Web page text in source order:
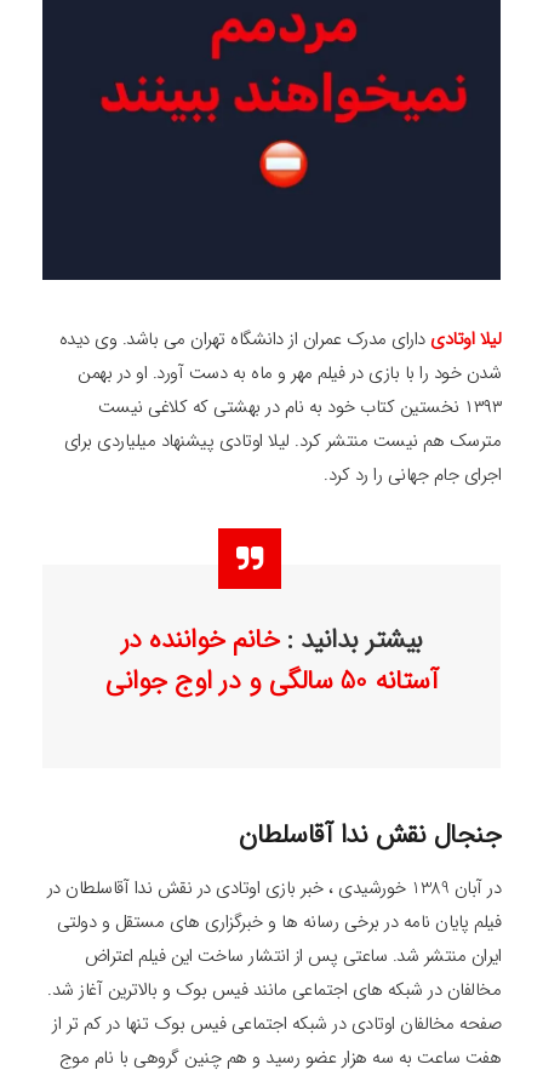
لیلا اوتادی دارای مدرک عمران از دانشگاه تهران می باشد. وی دیده
شدن خود را با بازی در فیلم مهر و ماه به دست آورد. او در بهمن
۱۳۹۳ نخستین کتاب خود به نام در بهشتی که کلاغی نیست
مترسک هم نیست منتشر کرد. لیلا اوتادی پیشنهاد میلیاردی برای
اجرای جام جهانی را رد کرد.
بیشتر بدانید :خانم خواننده در
آستانه 50 سالگی و در اوج جوانی
جنجال نقش ندا آقاسلطان
در آبان 1389 خورشیدی ، خبر بازی اوتادی در نقش ندا آقاسلطان در
فیلم پایان نامه در برخی رسانه ها و خبرگزاری های مستقل و دولتی
ایران منتشر شد. ساعتی پس از انتشار ساخت این فیلم اعتراض
مخالفان در شبکه های اجتماعی مانند فیس بوک و بالاترین آغاز شد.
صفحه مخالفان اوتادی در شبکه اجتماعی فیس بوک تنها در کم تر از
هفت ساعت به سه هزار عضو رسید و هم چنین گروهی با نام موج